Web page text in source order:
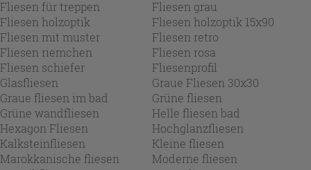
Fliesen für treppen
Fliesen grau
Fliesen holzoptik
Fliesen holzoptik 15x90
Fliesen mit muster
Fliesen retro
Fliesen riemchen
Fliesen rosa
Fliesen schiefer
Fliesenprofil
Glasfliesen
Graue Fliesen 30x30
Graue fliesen im bad
Grüne fliesen
Grüne wandfliesen
Helle fliesen bad
Hexagon Fliesen
Hochglanzfliesen
Kalksteinfliesen
Kleine fliesen
Marokkanische fliesen
Moderne fliesen